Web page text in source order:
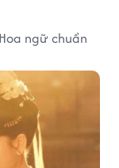
ngữ chuẩn